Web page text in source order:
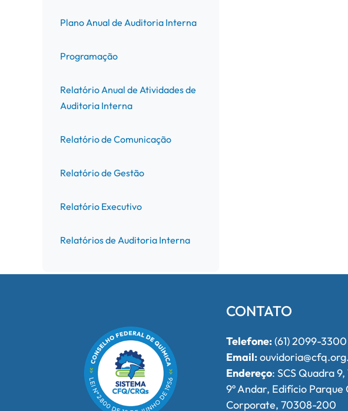
Plano Anual de Auditoria Interna
Programação
Relatório Anual de Atividades de
Auditoria Interna
Relatório de Comunicação
Relatório de Gestão
Relatório Executivo
Relatórios de Auditoria Interna
CONTATO
Telefone:(61) 2099-3300
Email:
Endereço: SCS Quadra
9º Andar, Edifício Parque
Corporate, 70308-200